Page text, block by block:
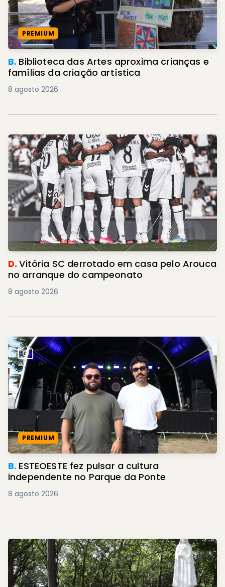
PREMIUM
B. Biblioteca das Artes aproxima crianças e
famílias da criação artística
8 agosto 2026
D.Vitória SC derrotado em casa pelo Arouca
no arranque do campeonato
8 agosto 2026
PREMIUM
B. ESTEOESTE fez pulsar a cultura
independente no Parque da Ponte
8 agosto 2026